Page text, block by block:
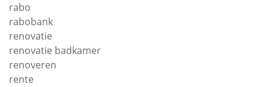
rabo
rabobank
renovatie
renovatie badkamer
renoveren
rente